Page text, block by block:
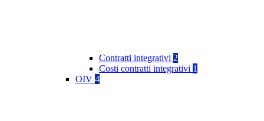
Contratti integrativi 2
Costi contratti integrativi 1
OIV 4